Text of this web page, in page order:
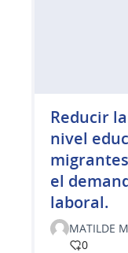
Reducir
nivel
el
laboral.
MATILDE
0